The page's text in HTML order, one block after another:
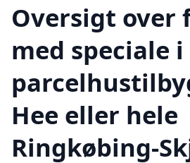
Oversigt over
med speciale i
Hee eller hele
Ringkøbing-